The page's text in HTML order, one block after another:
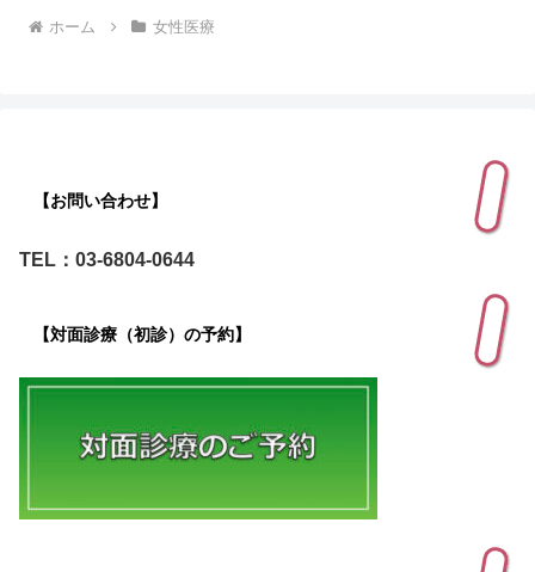
ホーム 女性医療
【お問い合わせ】
TEL：03-6804-0644
【対面診療（初診）の予約】